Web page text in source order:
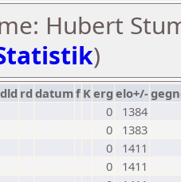
Hubert
)
rd datumf Kerg elo+/-
0
1384
0
1383
0
1411
0
1411